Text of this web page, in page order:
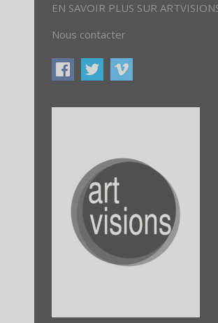
EN SAVOIR PLUS SUR
Nous contacter